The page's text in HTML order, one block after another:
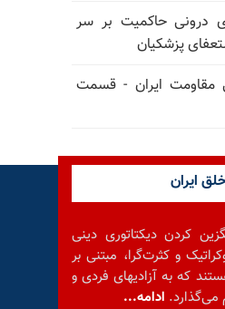
درونی حاکمیت بر سر
پزشکیان
مقاومت ایران - قسمت
ایران
کردن دیکتاتوری دینی
و کثرت‌گرا، مبتنی بر
که به آزادیهای فردی و
می‌گذارد. ادامه...